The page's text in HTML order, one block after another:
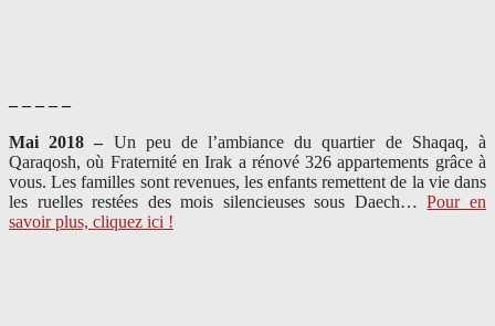
– – – – –
Mai 2018 – Un peu de l’ambiance du quartier de Shaqaq, à
Qaraqosh, où Fraternité en Irak a rénové 326 appartements grâce à
vous. Les familles sont revenues, les enfants remettent de la vie dans
les ruelles restées des mois silencieuses sous Daech… Pour en
savoir plus, cliquez ici !